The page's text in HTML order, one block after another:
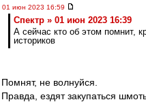
01 июн 2023 16:59
Спектр » 01 июн 2023 16:39
А сейчас кто об этом помнит,
историков
Помнят, не волнуйся.
Правда, ездят закупаться